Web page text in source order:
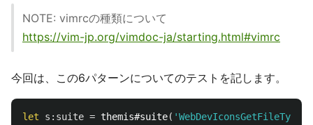
NOTE: vimrcの種類について
https://vim-jp.org/vimdoc-ja/starting.html#vimrc
今回は、この6パターンについてのテストを記します。
let s:suite = themis#suite(